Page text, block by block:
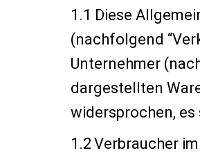
1.1 Diese
(nachfolgend
Unternehmer
dargestellten
widersprochen,
1.2 Verbraucher